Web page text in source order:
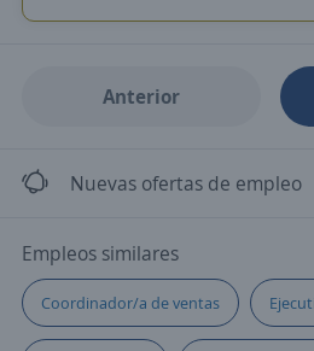
Anterior
Nuevas ofertas de empleo
Empleos similares
Coordinador/a de ventas